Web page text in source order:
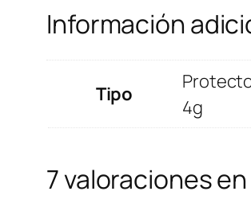
Información
Tipo
4g
7 valoraciones en